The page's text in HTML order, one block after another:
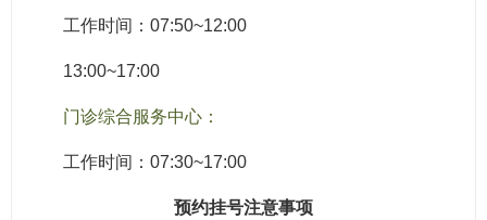
工作时间：07:50~12:00
13:00~17:00
门诊综合服务中心：
工作时间：07:30~17:00
预约挂号注意事项